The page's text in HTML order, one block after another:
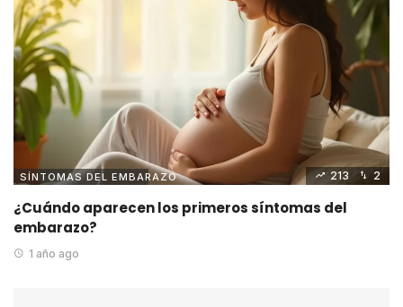
SÍNTOMAS DEL EMBARAZO 213 2
¿Cuándo aparecen los primeros síntomas del
embarazo?
1 año ago